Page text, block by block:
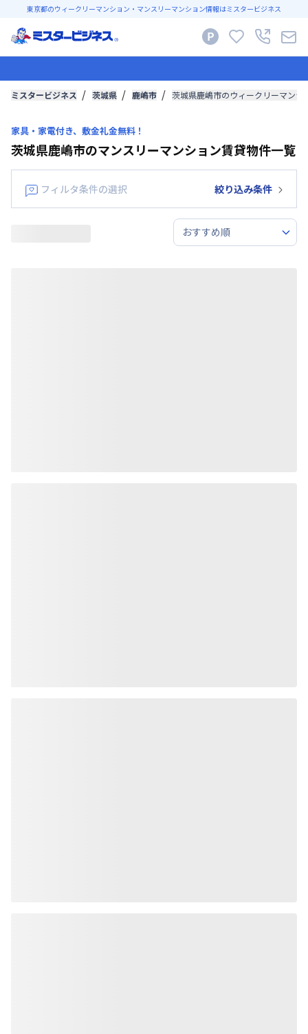
東京都のウィークリーマンション・マンスリーマンション情報はミスタービジネス
ミスタービジネス 茨城県 鹿嶋市 茨城県鹿嶋市のウィークリーマン
家具・家電付き、敷金礼金無料！
茨城県鹿嶋市のマンスリーマンション賃貸物件一覧
フィルタ条件の選択 絞り込み条件